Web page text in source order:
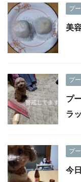
プ
美
プ
プ
ラ
プ
今